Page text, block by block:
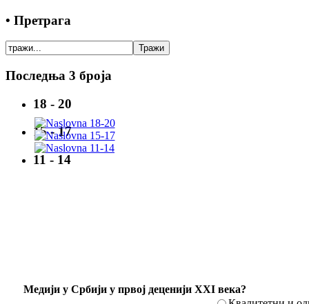
• Претрага
Последња 3 броја
18 - 20
15 - 17
11 - 14
Mедији у Србији у првој деценији XXI века?